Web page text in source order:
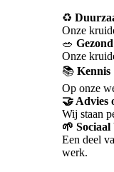
♻️
Onze
🥗 Gezond
Onze
📚 Kennis
Op onze
🤝 Advies
Wij staan
🌱
Een deel
werk.